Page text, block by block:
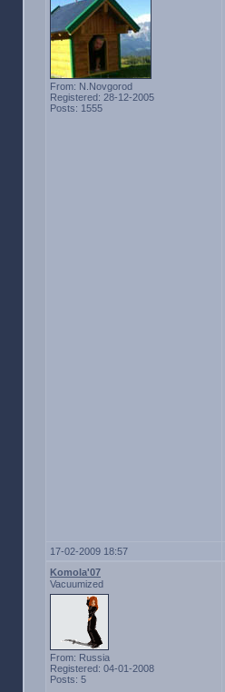
From: N.Novgorod
Registered: 28-12-2005
Posts: 1555
17-02-2009 18:57
Komola'07
Vacuumized
From: Russia
Registered: 04-01-2008
Posts: 5